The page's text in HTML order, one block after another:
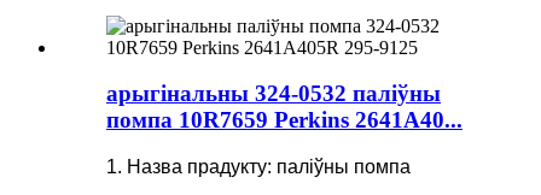
арыгінальны 324-0532 паліўны
помпа 10R7659 Perkins 2641A40...
1. Назва прадукту: паліўны помпа